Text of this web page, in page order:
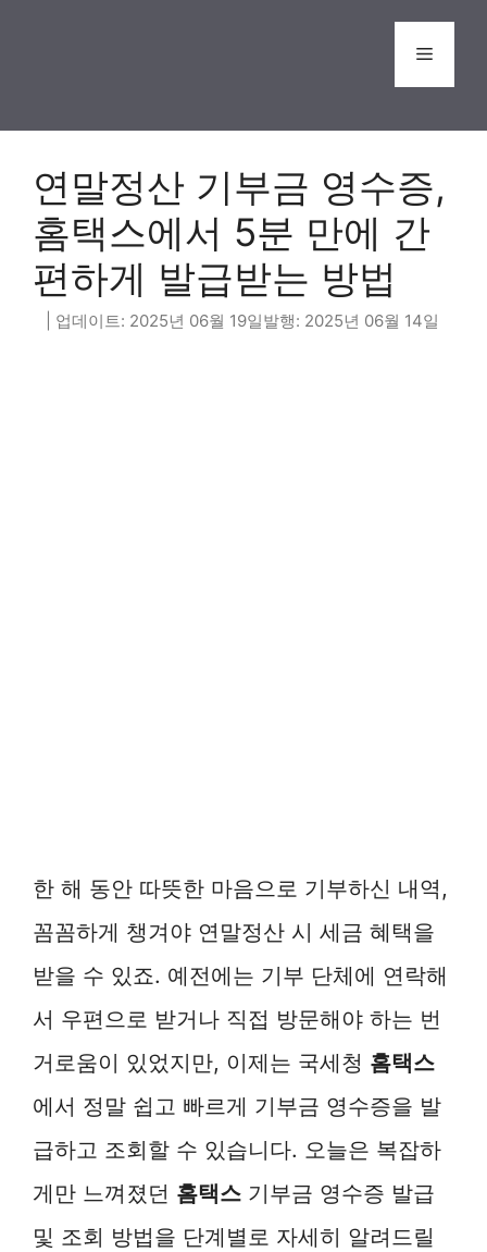
Menu
연말정산 기부금 영수증,
홈택스에서 5분 만에 간
편하게 발급받는 방법
2025년 06월 19일 2025년 06월 14일
한 해 동안 따뜻한 마음으로 기부하신 내역,
꼼꼼하게 챙겨야 연말정산 시 세금 혜택을
받을 수 있죠. 예전에는 기부 단체에 연락해
서 우편으로 받거나 직접 방문해야 하는 번
거로움이 있었지만, 이제는 국세청 홈택스
에서 정말 쉽고 빠르게 기부금 영수증을 발
급하고 조회할 수 있습니다. 오늘은 복잡하
게만 느껴졌던 홈택스 기부금 영수증 발급
및 조회 방법을 단계별로 자세히 알려드릴